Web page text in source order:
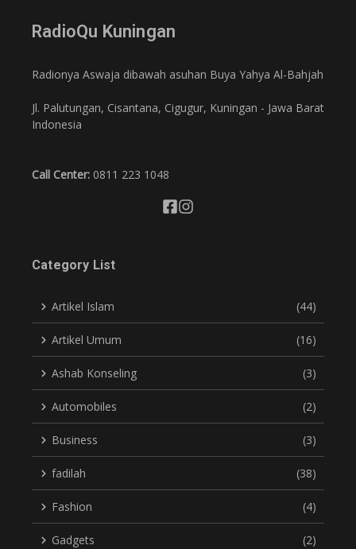
RadioQu Kuningan
Radionya Aswaja dibawah asuhan Buya Yahya Al-Bahjah
Jl. Palutungan, Cisantana, Cigugur, Kuningan - Jawa Barat
Indonesia
Call Center: 0811 223 1048
Category List
Artikel Islam (44)
Artikel Umum (16)
Ashab Konseling (3)
Automobiles (2)
Business (3)
fadilah (38)
Fashion (4)
Gadgets (2)